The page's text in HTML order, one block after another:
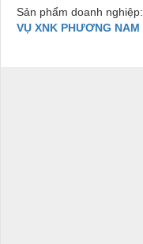
Sản phẩm doanh nghiệp:
VỤ XNK PHƯƠNG NAM